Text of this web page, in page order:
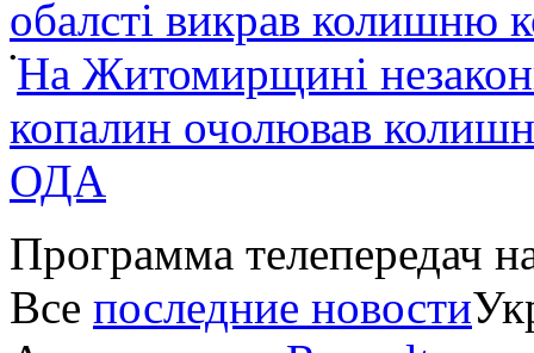
обалсті викрав колишню
•На Житомирщині
копалин очолював
ОДА
Программа телепередач
Все последние новости